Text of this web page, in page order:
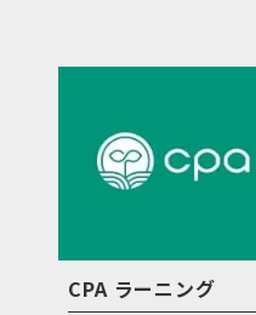
CPA ラーニング